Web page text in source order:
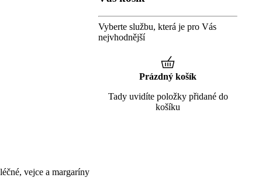
vejce a margaríny
Vyberte službu, která je pro Vás
nejvhodnější
Prázdný košík
Tady uvidíte položky přidané do
košíku